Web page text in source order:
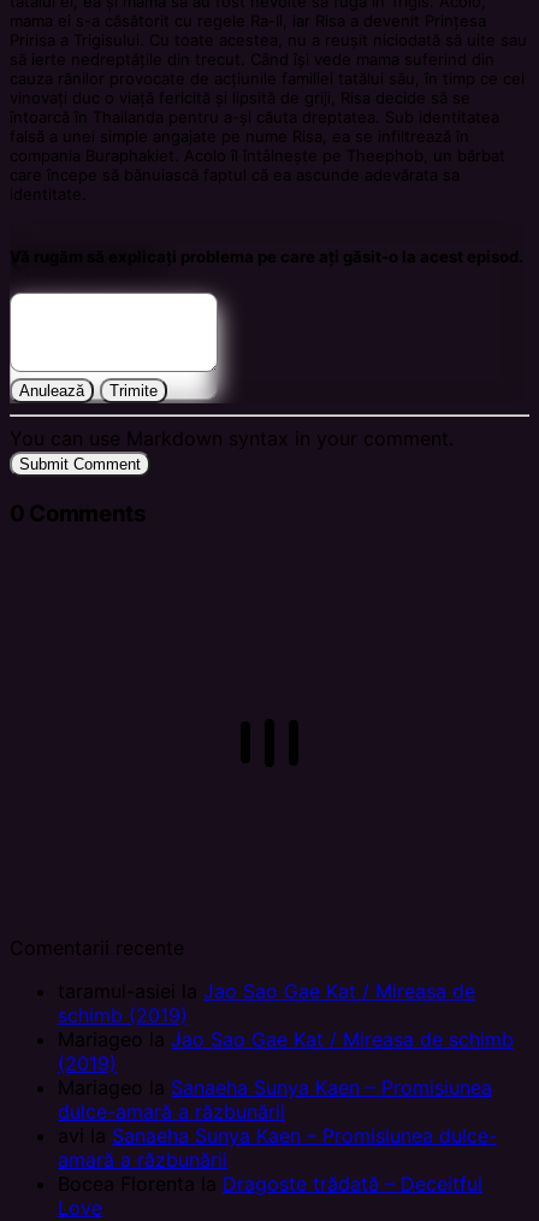
mama ei s-a căsătorit cu regele Ra-Il, iar Risa a devenit Prințesa
Pririsa a Trigisului. Cu toate acestea, nu a reușit niciodată să uite sau
să ierte nedreptățile din trecut. Când își vede mama suferind din
cauza rănilor provocate de acțiunile familiei tatălui său, în timp ce cei
vinovați duc o viață fericită și lipsită de griji, Risa decide să se
întoarcă în Thailanda pentru a-și căuta dreptatea. Sub identitatea
falsă a unei simple angajate pe nume Risa, ea se infiltrează în
compania Buraphakiet. Acolo îl întâlnește pe Theephob, un bărbat
care începe să bănuiască faptul că ea ascunde adevărata sa
identitate.
Vă rugăm să explicați problema pe care ați găsit-o la acest episod.
Anulează Trimite
Comments
You can use Markdown syntax in your comment.
Submit Comment
0 Comments
Comentarii recente
taramul-asiei
la Jao Sao Gae Kat / Mireasa de
schimb (2019)
Mariageo la Jao Sao Gae Kat / Mireasa de schimb
(2019)
Mariageo la Sanaeha Sunya Kaen – Promisiunea
dulce-amară a răzbunării
avi
la Sanaeha Sunya Kaen – Promisiunea dulce-
amară a răzbunării
Bocea Florenta la Dragoste trădată – Deceitful
Love